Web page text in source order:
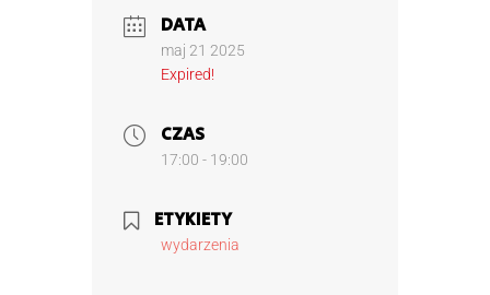
DATA
maj 21 2025
Expired!
CZAS
17:00 - 19:00
ETYKIETY
wydarzenia